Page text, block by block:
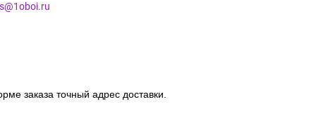
заказа точный адрес доставки.